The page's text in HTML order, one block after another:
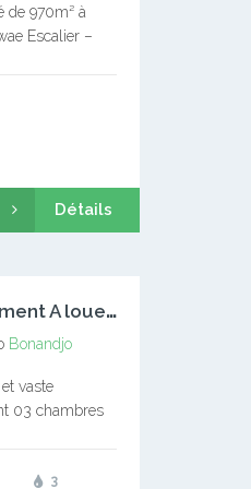
de 970m² à
Escalier –
Catholique –
Détails
A
ppartement A louer Bonandjo
Bonandjo
vaste
03 chambres
vaste salon 01
3